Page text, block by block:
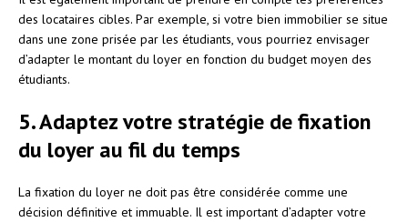
des locataires cibles. Par exemple, si votre bien immobilier se situe
dans une zone prisée par les étudiants, vous pourriez envisager
d’adapter le montant du loyer en fonction du budget moyen des
étudiants.
5. Adaptez votre stratégie de fixation
du loyer au fil du temps
La fixation du loyer ne doit pas être considérée comme une
décision définitive et immuable. Il est important d’adapter votre